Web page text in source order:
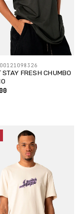
FRESH CHUMBO